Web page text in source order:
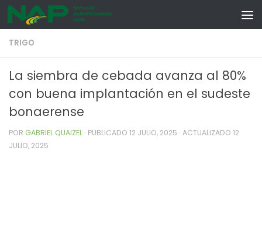
Skip to content
TRIGO
La siembra de cebada avanza al 80%
con buena implantación en el sudeste
bonaerense
POR GABRIEL QUAIZEL · PUBLICADO 12 JULIO, 2025 · ACTUALIZADO 12
JULIO, 2025